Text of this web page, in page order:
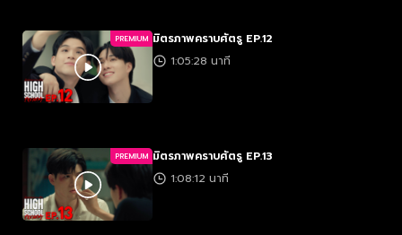
PREMIUM มิตรภาพคราบศัตรู EP.12
1:05:28 นาที
PREMIUM มิตรภาพคราบศัตรู EP.13
1:08:12 นาที